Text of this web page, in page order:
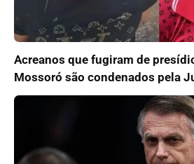
Acreanos que fugiram de
Mossoró são condenados pela